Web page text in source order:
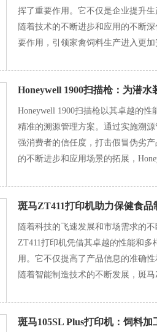
挥了重要作用。它不仅是企业提升
随着技术的不断进步和应用的不断
要作用，引领家禽饲料生产进入更加
Honeywell 1900扫描枪：为潜
Honeywell 1900扫描枪以其卓越的
精准的溯源管理方案。通过实施溯
强消费者的信任度，打击假冒伪劣
的不断进步和应用场景的拓展，
斑马ZT411打印机助力保健食品
随着科技的飞速发展和市场需求的
ZT411打印机凭借其卓越的性能和
用。它不仅提高了产品信息的准确
随着智能制造技术的不断发展，斑
斑马105SL Plus打印机：饲料